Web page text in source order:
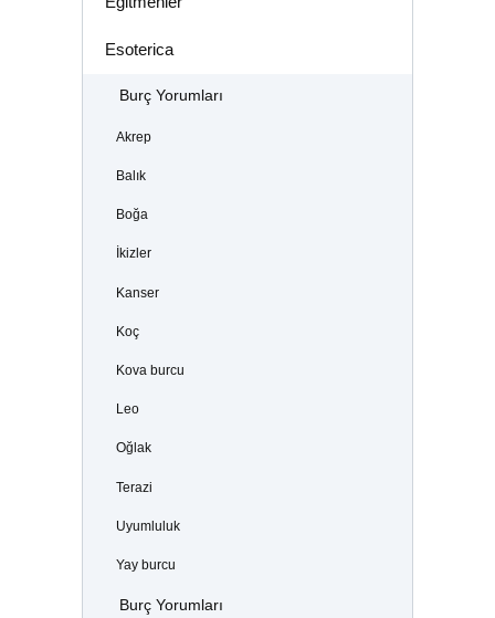
Esoterica
Burç Yorumları
Akrep
Balık
Boğa
İkizler
Kanser
Koç
Kova burcu
Leo
Oğlak
Terazi
Uyumluluk
Yay burcu
Burç Yorumları